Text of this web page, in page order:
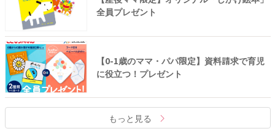
全員プレゼント
【0-1歳のママ・パパ限定】資料請求で育児
に役立つ！プレゼント
もっと見る